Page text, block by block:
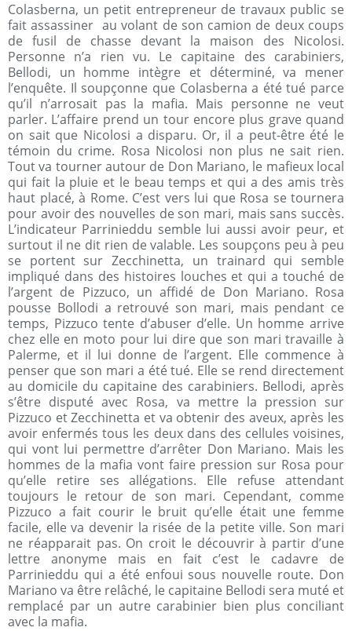
Colasberna, un petit entrepreneur de travaux public se
fait assassiner au volant de son camion de deux coups
de fusil de chasse devant la maison des Nicolosi.
Personne n’a rien vu. Le capitaine des carabiniers,
Bellodi, un homme intègre et déterminé, va mener
l’enquête. Il soupçonne que Colasberna a été tué parce
qu’il n’arrosait pas la mafia. Mais personne ne veut
parler. L’affaire prend un tour encore plus grave quand
on sait que Nicolosi a disparu. Or, il a peut-être été le
témoin du crime. Rosa Nicolosi non plus ne sait rien.
Tout va tourner autour de Don Mariano, le mafieux local
qui fait la pluie et le beau temps et qui a des amis très
haut placé, à Rome. C’est vers lui que Rosa se tournera
pour avoir des nouvelles de son mari, mais sans succès.
L’indicateur Parrinieddu semble lui aussi avoir peur, et
surtout il ne dit rien de valable. Les soupçons peu à peu
se portent sur Zecchinetta, un trainard qui semble
impliqué dans des histoires louches et qui a touché de
l’argent de Pizzuco, un affidé de Don Mariano. Rosa
pousse Bollodi a retrouvé son mari, mais pendant ce
temps, Pizzuco tente d’abuser d’elle. Un homme arrive
chez elle en moto pour lui dire que son mari travaille à
Palerme, et il lui donne de l’argent. Elle commence à
penser que son mari a été tué. Elle se rend directement
au domicile du capitaine des carabiniers. Bellodi, après
s’être disputé avec Rosa, va mettre la pression sur
Pizzuco et Zecchinetta et va obtenir des aveux, après les
avoir enfermés tous les deux dans des cellules voisines,
qui vont lui permettre d’arrêter Don Mariano. Mais les
hommes de la mafia vont faire pression sur Rosa pour
qu’elle retire ses allégations. Elle refuse attendant
toujours le retour de son mari. Cependant, comme
Pizzuco a fait courir le bruit qu’elle était une femme
facile, elle va devenir la risée de la petite ville. Son mari
ne réapparait pas. On croit le découvrir à partir d’une
lettre anonyme mais en fait c’est le cadavre de
Parrinieddu qui a été enfoui sous nouvelle route. Don
Mariano va être relâché, le capitaine Bellodi sera muté et
remplacé par un autre carabinier bien plus conciliant
avec la mafia.